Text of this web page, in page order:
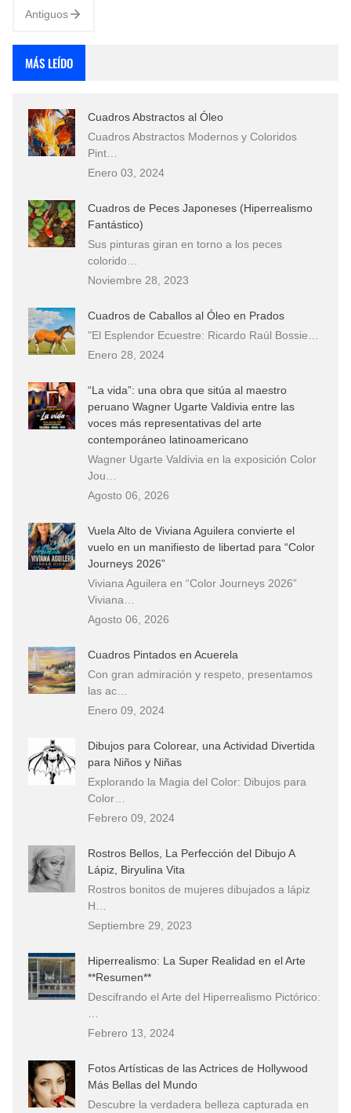
Antiguos
MÁS LEÍDO
Cuadros Abstractos al Óleo
Cuadros Abstractos Modernos y Coloridos
Pint…
Enero 03, 2024
Cuadros de Peces Japoneses (Hiperrealismo
Fantástico)
Sus pinturas giran en torno a los peces
colorido…
Noviembre 28, 2023
Cuadros de Caballos al Óleo en Prados
"El Esplendor Ecuestre: Ricardo Raúl Bossie…
Enero 28, 2024
“La vida”: una obra que sitúa al maestro
peruano Wagner Ugarte Valdivia entre las
voces más representativas del arte
contemporáneo latinoamericano
Wagner Ugarte Valdivia en la exposición Color
Jou…
Agosto 06, 2026
Vuela Alto de Viviana Aguilera convierte el
vuelo en un manifiesto de libertad para “Color
Journeys 2026”
Viviana Aguilera en “Color Journeys 2026”
Viviana…
Agosto 06, 2026
Cuadros Pintados en Acuerela
Con gran admiración y respeto, presentamos
las ac…
Enero 09, 2024
Dibujos para Colorear, una Actividad Divertida
para Niños y Niñas
Explorando la Magia del Color: Dibujos para
Color…
Febrero 09, 2024
Rostros Bellos, La Perfección del Dibujo A
Lápiz, Biryulina Vita
Rostros bonitos de mujeres dibujados a lápiz
H…
Septiembre 29, 2023
Hiperrealismo: La Super Realidad en el Arte
**Resumen**
Descifrando el Arte del Hiperrealismo Pictórico:
Febrero 13, 2024
Fotos Artísticas de las Actrices de Hollywood
Más Bellas del Mundo
Descubre la verdadera belleza capturada en